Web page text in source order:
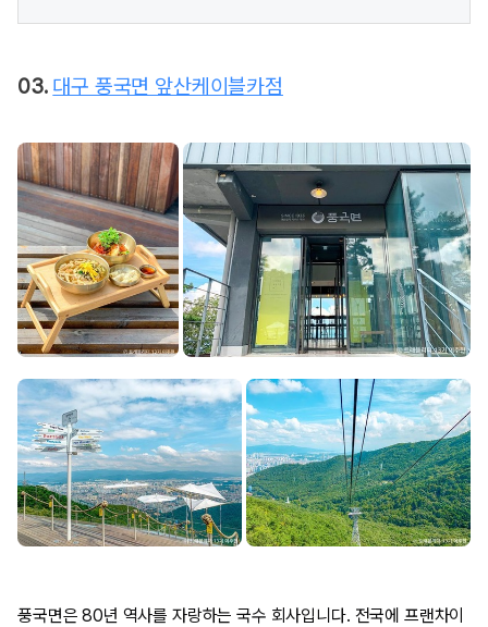
03. 대구 풍국면 앞산케이블카점
풍국면은 80년 역사를 자랑하는 국수 회사입니다. 전국에 프랜차이